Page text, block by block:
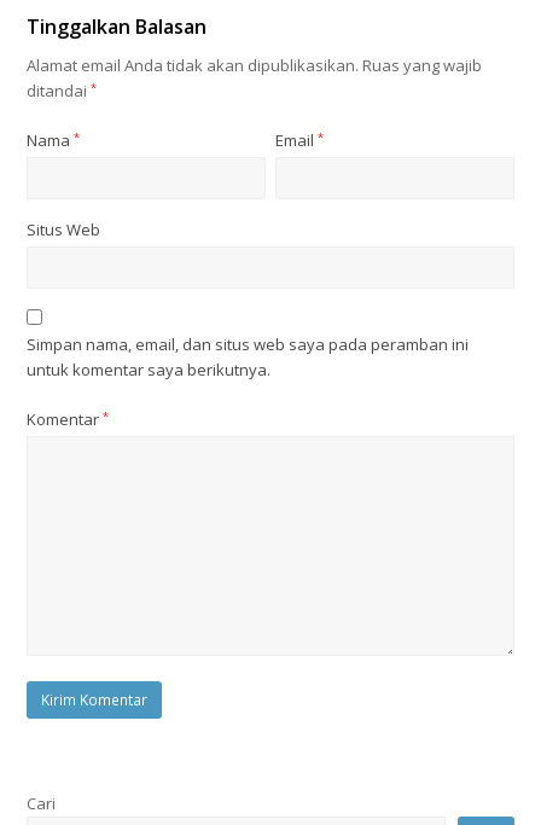
Tinggalkan Balasan
Alamat email Anda tidak akan dipublikasikan. Ruas yang wajib
ditandai*
Nama* Email*
Situs Web
Simpan nama, email, dan situs web saya pada peramban ini
untuk komentar saya berikutnya.
Komentar*
Cari